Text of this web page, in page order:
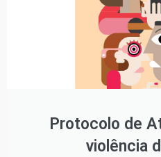
Protocolo de
violência